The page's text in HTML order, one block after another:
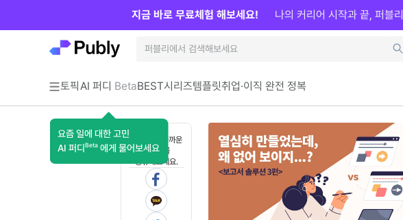
토픽AI 퍼디 Beta
요즘 일에 대한 고민
AI 퍼디 Beta 에게 물어보세요
BEST시리즈템플릿취업·이직 완전 정복
지금 바로 무료체험 해보세요! 나의 커리어 시작과 끝, 퍼블리
혼자 보기 아까운
콘텐츠를
공유해보세요.